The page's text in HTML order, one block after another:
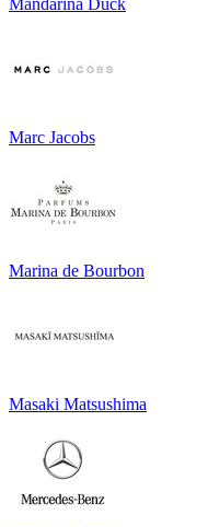
Mandarina Duck
Marc Jacobs
Marina de Bourbon
Masaki Matsushima